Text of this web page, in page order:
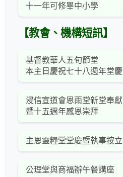
十一年可修畢中小學
【教會、機構短訊】
基督教華人五旬節堂
本主日慶祝七十八週年堂慶
浸信宣道會恩雨堂新堂奉獻
暨十五週年感恩崇拜
主恩靈糧堂堂慶暨執事按立
公理堂與商福辦午餐講座